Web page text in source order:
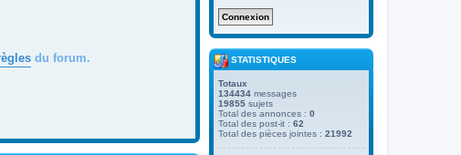
du forum. STATISTIQUES
Totaux
134434 messages
19855 sujets
Total des annonces : 0
Total des post-it : 62
Total des pièces jointes : 21992